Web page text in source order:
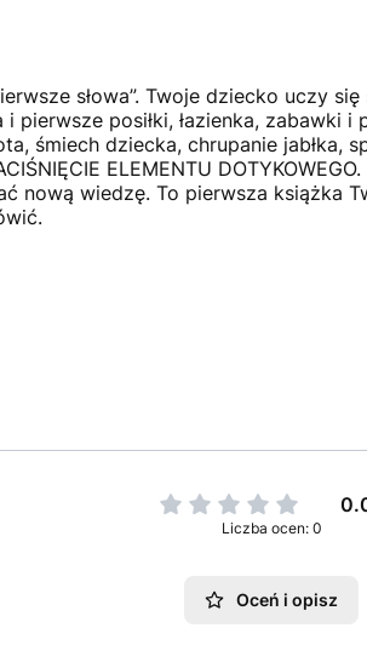
słowa”. Twoje dziecko uczy
pierwsze posiłki, łazienka, zabawki
śmiech dziecka, chrupanie jabłka,
ELEMENTU
nową wiedzę. To pierwsza książka
Liczba ocen: 0
Oceń i opisz